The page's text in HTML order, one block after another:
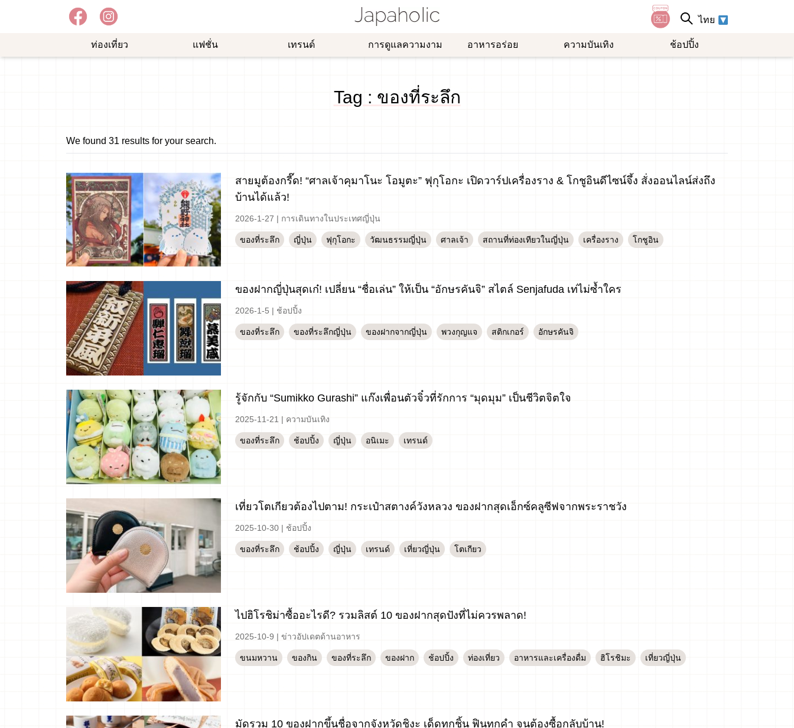
ไทย
ท่องเที่ยว แฟชั่น เทรนด์ การดูแลความงาม อาหารอร่อย ความบันเทิง ช้อปปิ้ง
Tag : ของที่ระลึก
We found 31 results for your search.
สายมูต้องกรี๊ด! “ศาลเจ้าคุมาโนะ โอมูตะ” ฟุกุโอกะ เปิดวาร์ปเครื่องราง & โกชูอินดีไซน์จึ้ง สั่งออนไลน์ส่งถึง
บ้านได้แล้ว!
2026-1-27 | การเดินทางในประเทศญี่ปุ่น
ของที่ระลึก ญี่ปุ่น ฟุกุโอกะ วัฒนธรรมญี่ปุ่น ศาลเจ้า สถานที่ท่องเทียวในญี่ปุ่น เครื่องราง โกชูอิน
ของฝากญี่ปุ่นสุดเก๋! เปลี่ยน “ชื่อเล่น” ให้เป็น “อักษรคันจิ” สไตล์ Senjafuda เท่ไม่ซ้ำใคร
2026-1-5 | ช้อปปิ้ง
ของที่ระลึก ของที่ระลึกญี่ปุ่น ของฝากจากญี่ปุ่น พวงกุญแจ สติกเกอร์ อักษรคันจิ
รู้จักกับ “Sumikko Gurashi” แก๊งเพื่อนตัวจิ๋วที่รักการ “มุดมุม” เป็นชีวิตจิตใจ
2025-11-21 | ความบันเทิง
ของที่ระลึก ช้อปปิ้ง ญี่ปุ่น อนิเมะ เทรนด์
เที่ยวโตเกียวต้องไปตาม! กระเป๋าสตางค์วังหลวง ของฝากสุดเอ็กซ์คลูซีฟจากพระราชวัง
2025-10-30 | ช้อปปิ้ง
ของที่ระลึก ช้อปปิ้ง ญี่ปุ่น เทรนด์ เที่ยวญี่ปุ่น โตเกียว
ไปฮิโรชิม่าซื้ออะไรดี? รวมลิสต์ 10 ของฝากสุดปังที่ไม่ควรพลาด!
2025-10-9 | ข่าวอัปเดตด้านอาหาร
ขนมหวาน ของกิน ของที่ระลึก ของฝาก ช้อปปิ้ง ท่องเที่ยว อาหารและเครื่องดื่ม ฮิโรชิมะ เที่ยวญี่ปุ่น
มัดรวม 10 ของฝากขึ้นชื่อจากจังหวัดชิงะ เด็ดทุกชิ้น ฟินทุกคำ จนต้องซื้อกลับบ้าน!